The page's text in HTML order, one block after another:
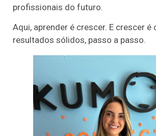
profissionais do futuro.
Aqui, aprender é crescer. E crescer é
resultados sólidos, passo a passo.